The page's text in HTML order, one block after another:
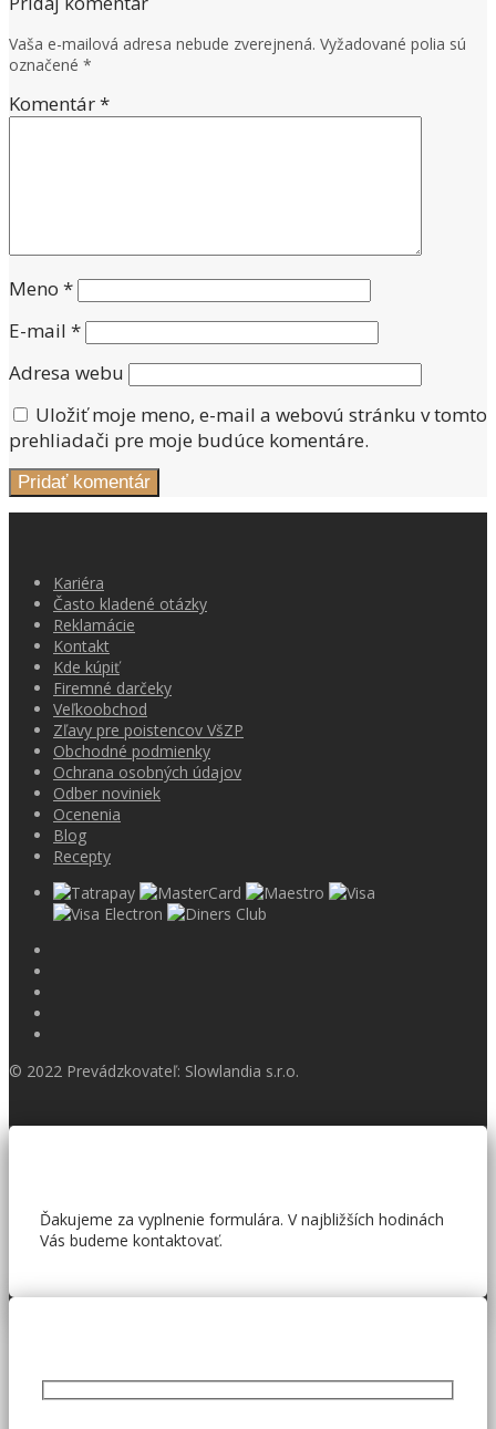
Vaša e-mailová adresa nebude zverejnená. Vyžadované polia sú
označené *
Komentár*
Meno *
E-mail *
Adresa webu
Uložiť moje meno, e-mail a webovú stránku v tomto
prehliadači pre moje budúce komentáre.
Kariéra
Často kladené otázky
Reklamácie
Kontakt
Kde kúpiť
Firemné darčeky
Veľkoobchod
Zľavy pre poistencov VšZP
Obchodné podmienky
Ochrana osobných údajov
Odber noviniek
Ocenenia
Blog
Recepty
© 2022 Prevádzkovateľ: Slowlandia s.r.o.
Ďakujeme za vyplnenie formulára. V najbližších hodinách
Vás budeme kontaktovať.